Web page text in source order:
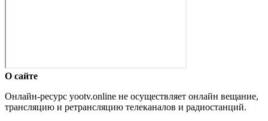
О сайте
Онлайн-ресурс yootv.online не осуществляет онлайн вещание,
трансляцию и ретрансляцию телеканалов и радиостанций.